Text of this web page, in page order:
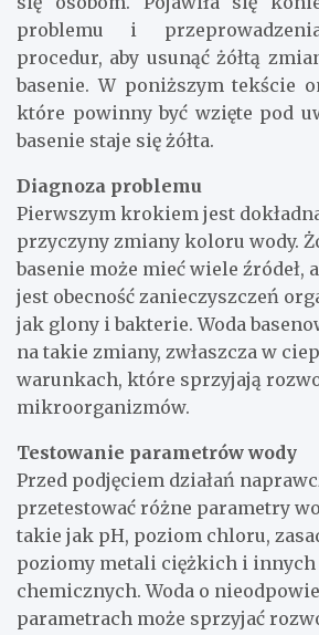
problemu i
procedur, aby usunąć żółtą
basenie. W poniższym tekście
które powinny być wzięte pod
basenie staje się żółta.
Diagnoza problemu
Pierwszym krokiem jest
przyczyny zmiany koloru wody.
basenie może mieć wiele źródeł,
jest obecność zanieczyszczeń
jak glony i bakterie. Woda
na takie zmiany, zwłaszcza w
warunkach, które sprzyjają
mikroorganizmów.
Testowanie parametrów wody
Przed podjęciem działań
przetestować różne parametry
takie jak pH, poziom chloru,
poziomy metali ciężkich i innych
chemicznych. Woda o
parametrach może sprzyjać